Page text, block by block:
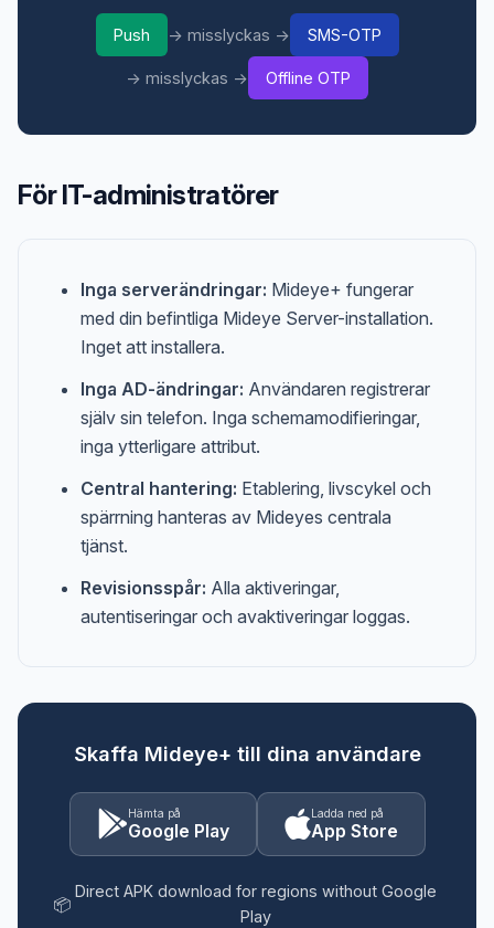
Push → misslyckas → SMS-OTP
→ misslyckas → Offline OTP
För IT-administratörer
Inga serverändringar: Mideye+ fungerar
med din befintliga Mideye Server-installation.
Inget att installera.
Inga AD-ändringar: Användaren registrerar
själv sin telefon. Inga schemamodifieringar,
inga ytterligare attribut.
Central hantering: Etablering, livscykel och
spärrning hanteras av Mideyes centrala
tjänst.
Revisionsspår: Alla aktiveringar,
autentiseringar och avaktiveringar loggas.
Skaffa Mideye+ till dina användare
Hämta på
Google Play
Ladda ned på
App Store
📦
Direct APK download for regions without Google
Play